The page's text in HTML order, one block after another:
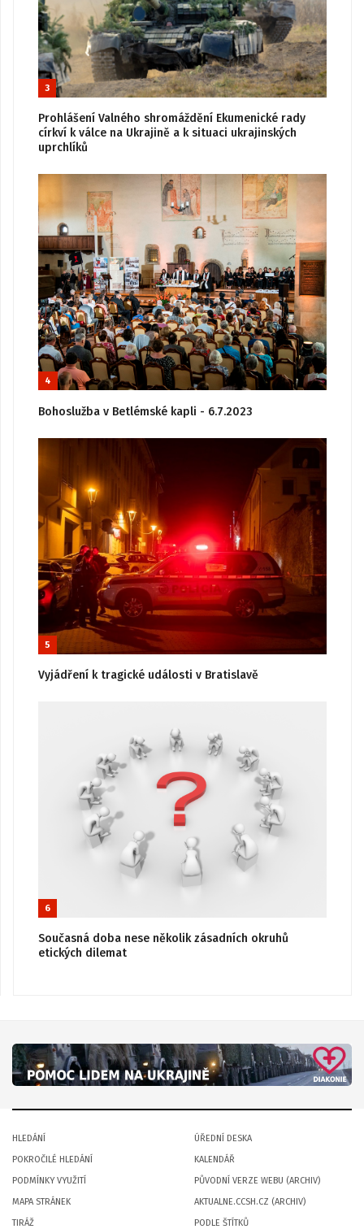
3
Prohlášení Valného shromáždění Ekumenické rady
církví k válce na Ukrajině a k situaci ukrajinských
uprchlíků
4
Bohoslužba v Betlémské kapli - 6.7.2023
5
Vyjádření k tragické události v Bratislavě
6
Současná doba nese několik zásadních okruhů
etických dilemat
HLEDÁNÍ
POKROČILÉ HLEDÁNÍ
PODMÍNKY VYUŽITÍ
MAPA STRÁNEK
TIRÁŽ
ÚŘEDNÍ DESKA
KALENDÁŘ
PŮVODNÍ VERZE WEBU (ARCHIV)
AKTUALNE.CCSH.CZ (ARCHIV)
PODLE ŠTÍTKŮ